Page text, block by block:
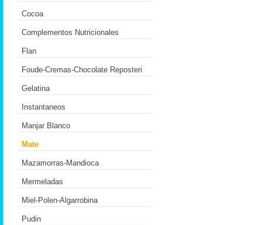
Cocoa
Complementos Nutricionales
Flan
Foude-Cremas-Chocolate Reposteri
Gelatina
Instantaneos
Manjar Blanco
Mate
Mazamorras-Mandioca
Mermeladas
Miel-Polen-Algarrobina
Pudin